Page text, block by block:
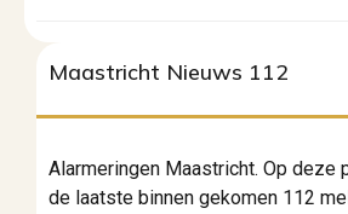
Maastricht Nieuws 112
Alarmeringen Maastricht. Op deze
de laatste binnen gekomen 112